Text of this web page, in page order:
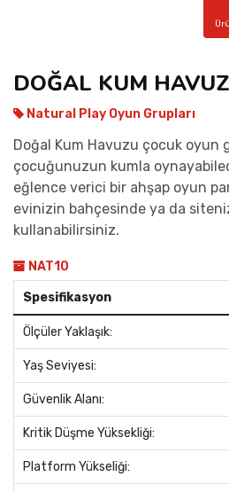
DOĞAL KUM
Natural Play Oyun Grupları
Doğal Kum Havuzu çocuk oyun
çocuğunuzun kumla
eğlence verici bir ahşap oyun
evinizin bahçesinde ya da
kullanabilirsiniz.
NAT10
Spesifikasyon
Ölçüler Yaklaşık:
Yaş Seviyesi:
Güvenlik Alanı:
Kritik Düşme Yüksekliği:
Platform Yükseliği: